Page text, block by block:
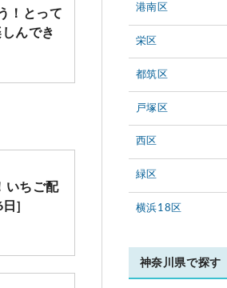
！とって
んでき
いちご配
日]
港南区
栄区
都筑区
戸塚区
西区
緑区
横浜18区
神奈川県で探す